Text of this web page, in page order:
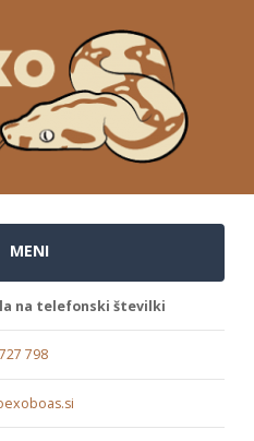
MENI
na telefonski številki
798